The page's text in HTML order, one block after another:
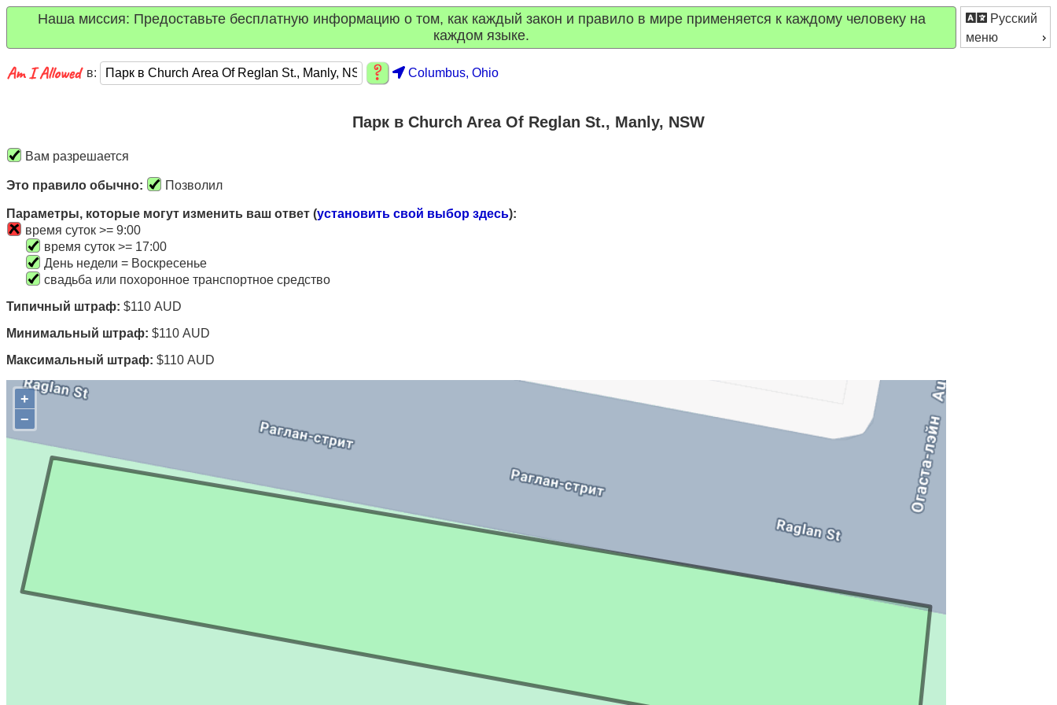
Русский
меню
Наша миссия: Предоставьте бесплатную информацию о том, как каждый закон и правило в мире применяется к каждому человеку на
каждом языке.
в: Columbus, Ohio
Парк в Church Area Of Reglan St., Manly, NSW
Вам разрешается
Это правило обычно: Позволил
Параметры, которые могут изменить ваш ответ (установить свой выбор здесь):
время суток >= 9:00
время суток >= 17:00
День недели = Воскресенье
свадьба или похоронное транспортное средство
Типичный штраф: $110 AUD
Минимальный штраф: $110 AUD
Максимальный штраф: $110 AUD
+
−